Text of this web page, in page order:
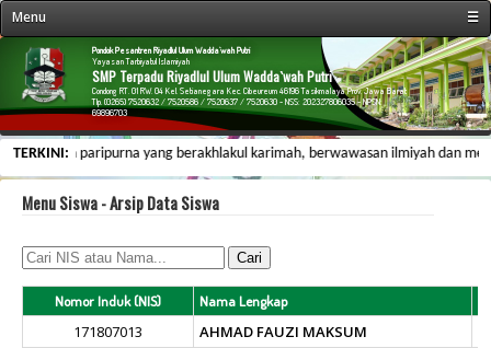
Menu
☰
« Beranda
Profil Sekolah
Fasilitas Sekolah
Kegiatan Sekolah
Data Personalia
Informasi
Galeri & Arsip
Pondok Pesantren Riyadlul Ulum Wadda`wah Putri
Yayasan Tarbiyatul Islamiyah
SMP Terpadu Riyadlul Ulum Wadda`wah Putri
Condong RT. 01 RW. 04 Kel. Setianegara Kec. Cibeureum 46196 Tasikmalaya Prov. Jawa Barat
Tlp. (0265) 7520632 / 7520586 / 7520637 / 7520630 - NSS: 202327806035 - NPSN:
69896703
TERKINI:
insan paripurna yang berakhlakul karimah, berwawasan ilmiyah dan
Menu Siswa - Arsip Data Siswa
Nomor Induk (NIS) Nama Lengkap
171807013 AHMAD FAUZI MAKSUM